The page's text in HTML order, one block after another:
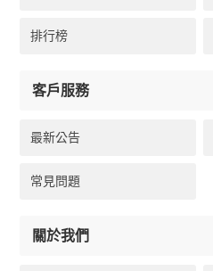
排行榜
客戶服務
最新公告
常見問題
關於我們